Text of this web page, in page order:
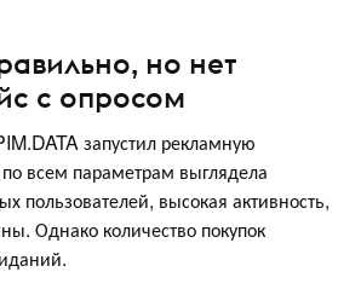
но нет
с опросом
запустил рекламную
всем параметрам выглядела
пользователей, высокая активность,
Однако количество покупок